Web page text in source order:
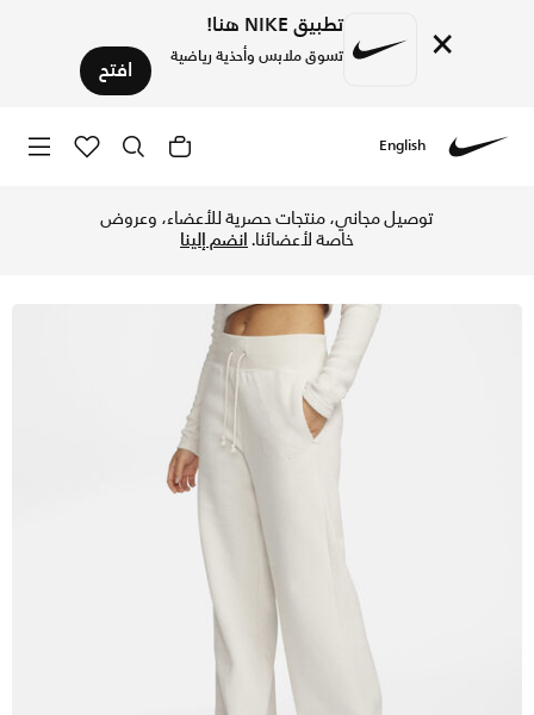
× تطبيق NIKE هنا!
تسوق ملابس وأحذية رياضية افتح
English
توصيل مجاني، منتجات حصرية للأعضاء، وعروض
خاصة لأعضائنا.انضم إلينا